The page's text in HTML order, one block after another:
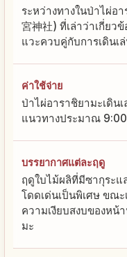
ระหว่างทางในป่าไผ่อ
宮神社) ที่เล่าว่าเกี่ยว
แวะควบคู่กับการเดินเ
ค่าใช้จ่าย
ป่าไผ่อาราชิยามะเดิน
แนวทางประมาณ
บรรยากาศแต่ละฤดู
ฤดูใบไม้ผลิที่มีซากุระแ
โดดเด่นเป็นพิเศษ ขณ
ความเงียบสงบของหน้
มะ